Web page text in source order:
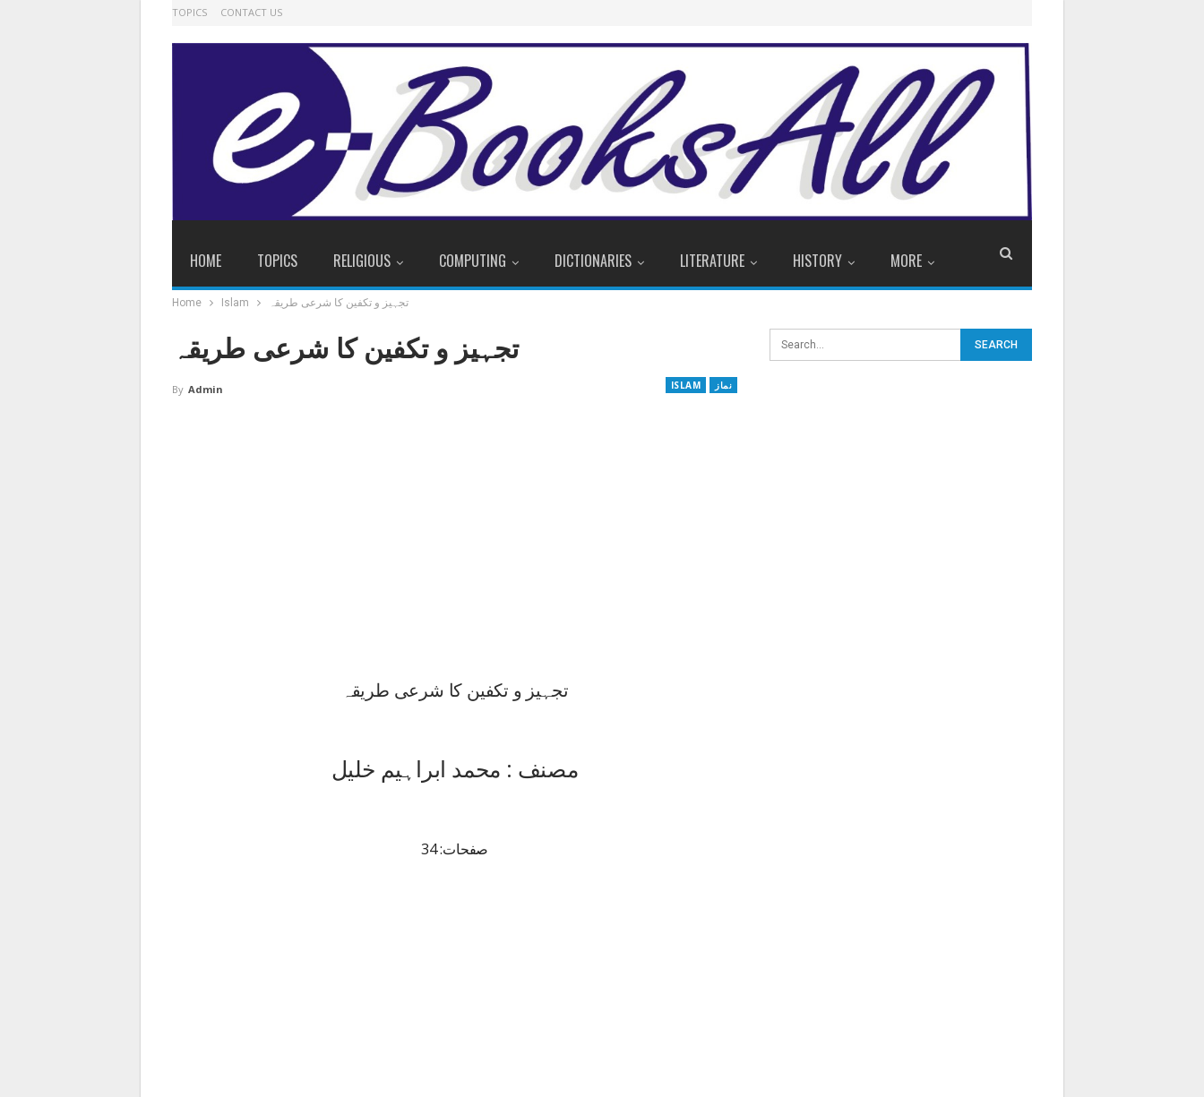
TOPICS CONTACT US
HOME TOPICS RELIGIOUS COMPUTING DICTIONARIES LITERATURE HISTORY MORE
Home Islam تجہیز و تکفین کا شرعی طریقہ
تجہیز و تکفین کا شرعی طریقہ
ISLAM نماز By Admin
تجہیز و تکفین کا شرعی طریقہ
مصنف : محمد ابراہیم خلیل
صفحات: 34